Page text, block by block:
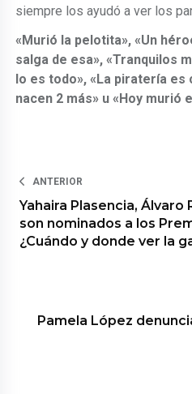
siempre los ayudó a ver los
«Murió la pelotita», «Un
salga de esa», «Tranquilos
lo es todo», «La piratería es
nacen 2 más» u «Hoy murió
ANTERIOR
Yahaira Plasencia, Álvaro
son nominados a los
¿Cuándo y donde ver la
Pamela López